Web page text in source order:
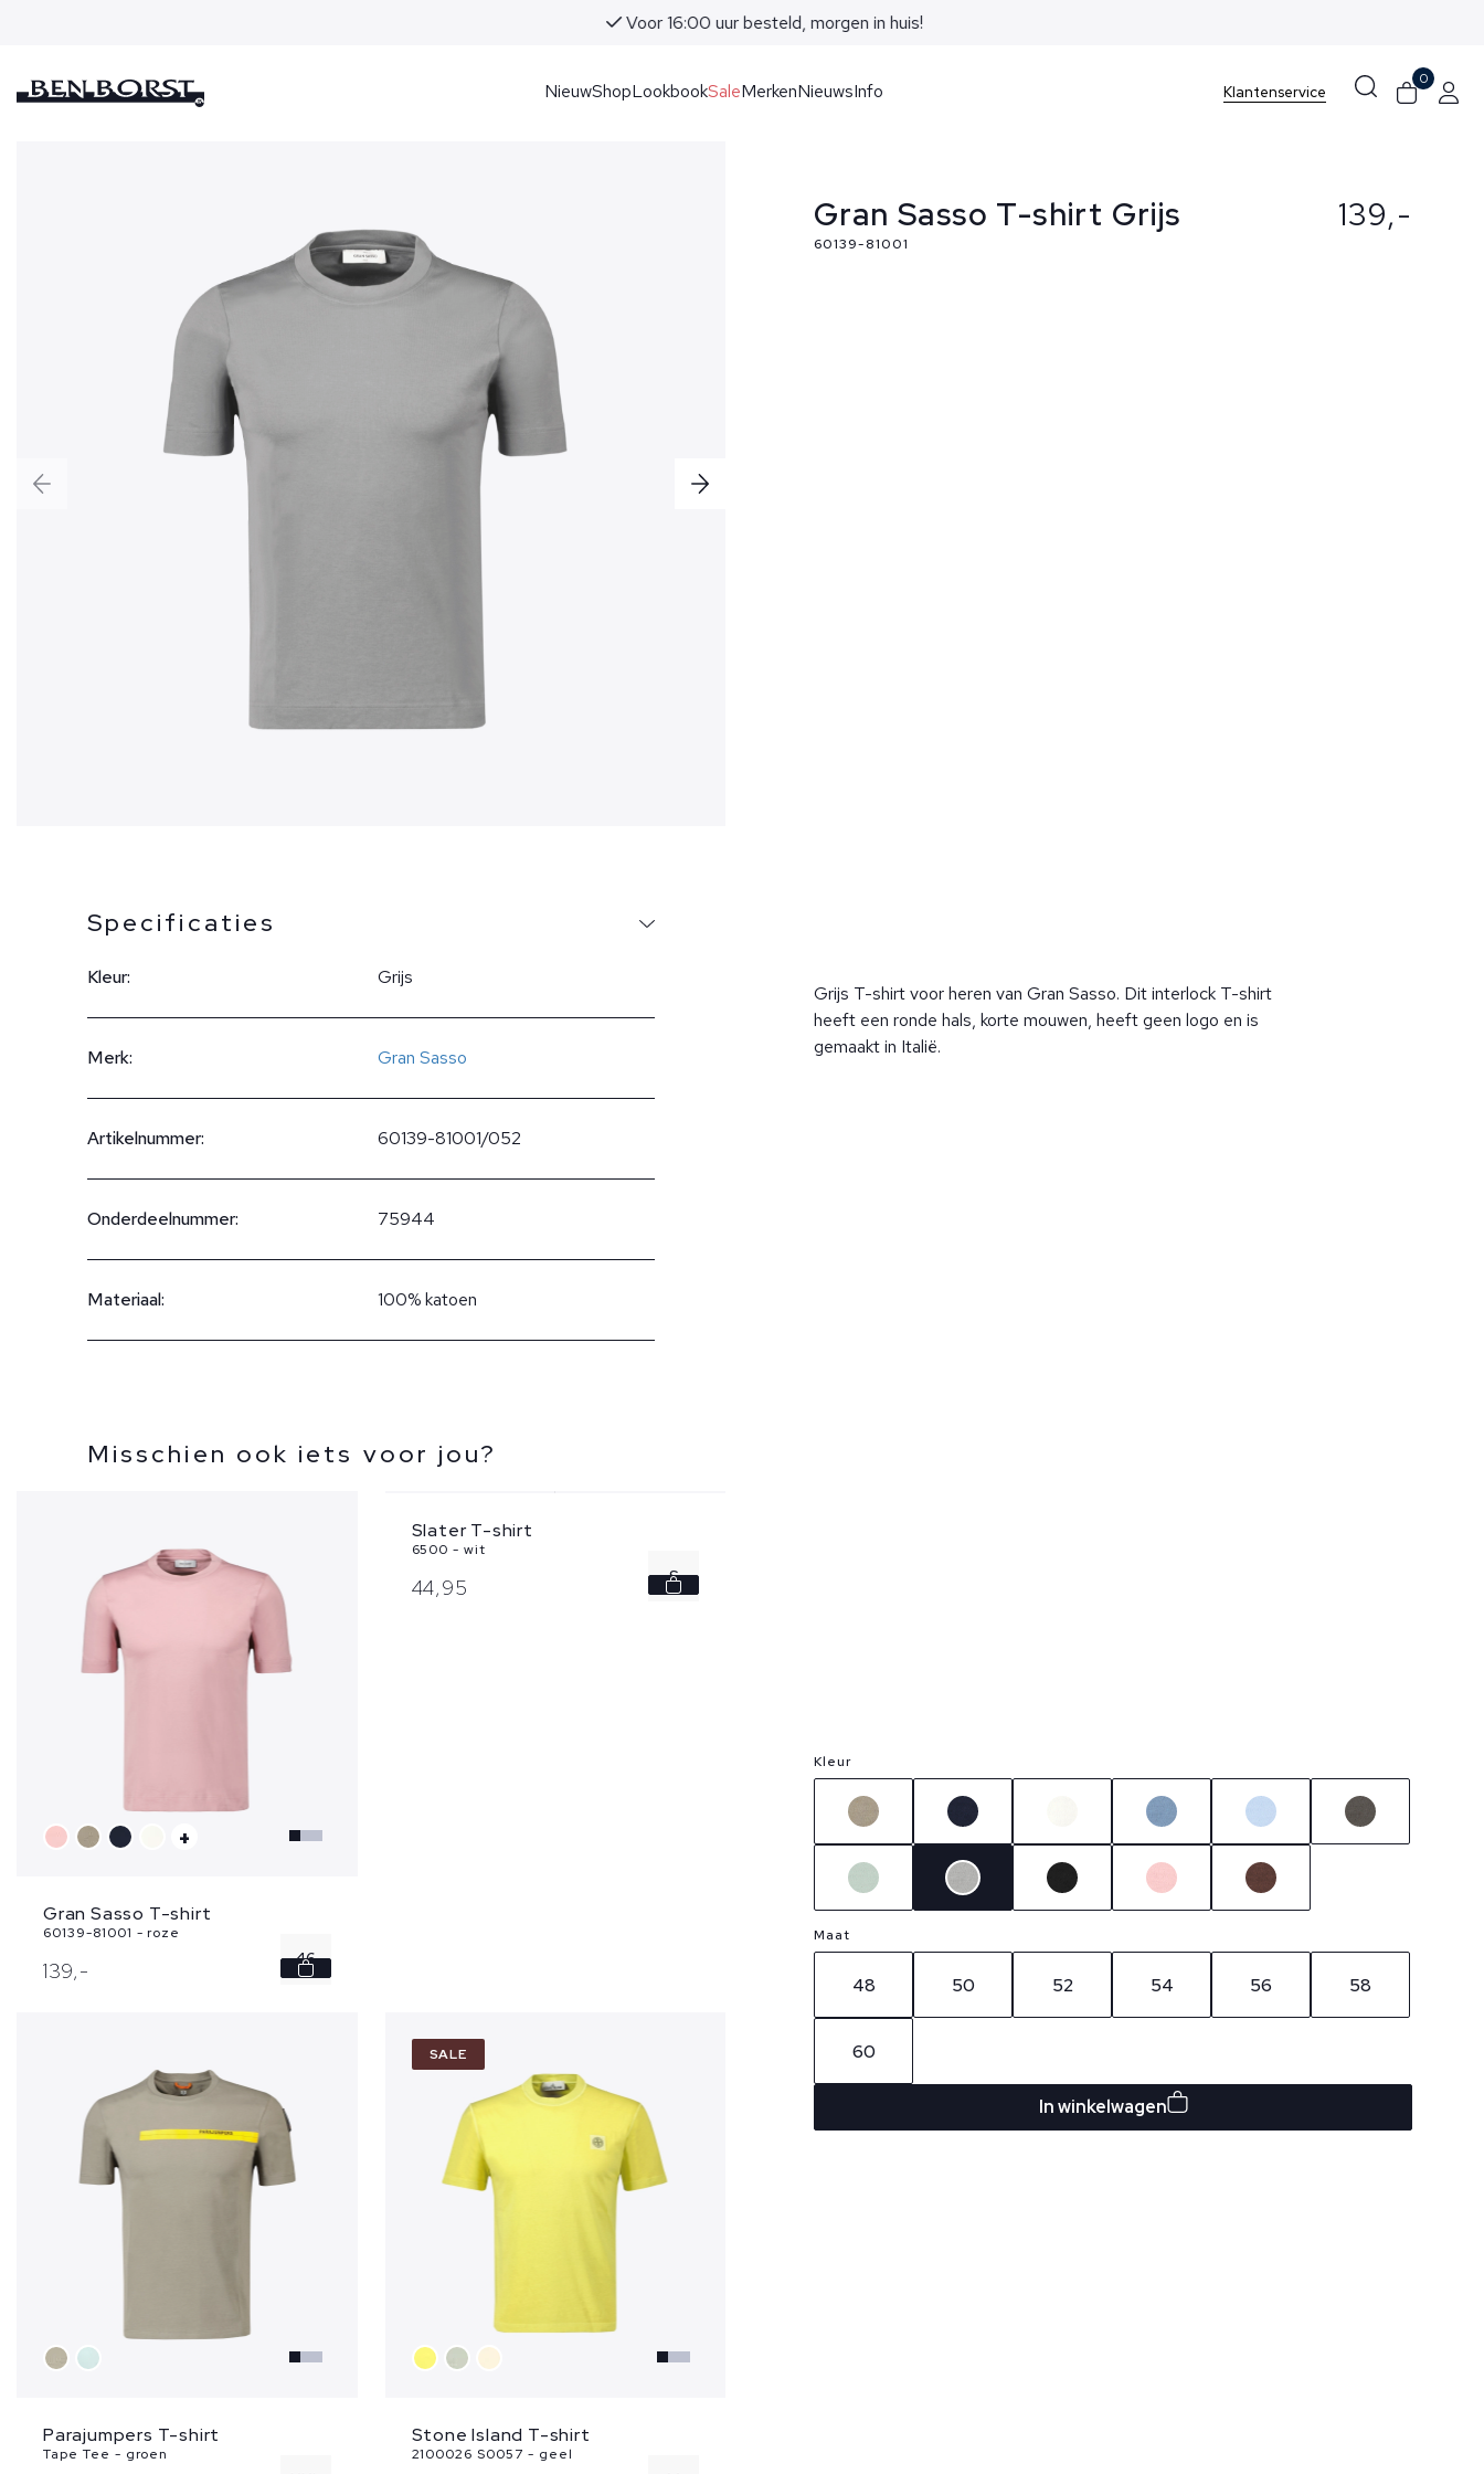
Voor 16:00 uur besteld, morgen in huis!
NieuwShopLookbookSaleMerkenNieuwsInfo Klantenservice
0
Specificaties
Kleur: Grijs
Merk: Gran Sasso
Artikelnummer: 60139-81001/052
Onderdeelnummer: 75944
Materiaal: 100% katoen
Misschien ook iets voor jou?
+
Gran Sasso T-shirt
60139-81001 - roze
139,- 46
Slater T-shirt
6500 - wit
44,95 S
Parajumpers T-shirt
Tape Tee - groen
SALE
Stone Island T-shirt
2100026 S0057 - geel
Gran Sasso T-shirt Grijs
60139-81001
Grijs T-shirt voor heren van Gran Sasso. Dit interlock T-shirt
heeft een ronde hals, korte mouwen, heeft geen logo en is
gemaakt in Italië.
139,-
Kleur
Maat
48 50 52 54 56 58
60
In winkelwagen